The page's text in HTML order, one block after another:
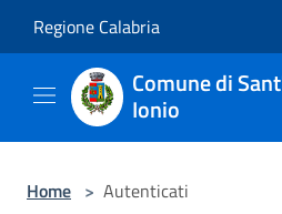
Regione Calabria
Comune di
Ionio
Home > Autenticati